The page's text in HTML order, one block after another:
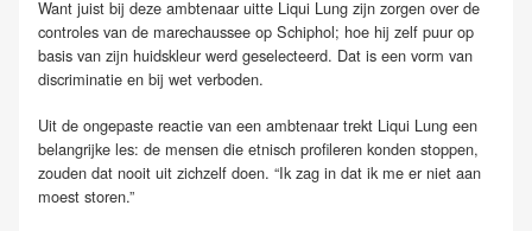
Want juist bij deze ambtenaar uitte Liqui Lung zijn zorgen over de
controles van de marechaussee op Schiphol; hoe hij zelf puur op
basis van zijn huidskleur werd geselecteerd. Dat is een vorm van
discriminatie en bij wet verboden.
Uit de ongepaste reactie van een ambtenaar trekt Liqui Lung een
belangrijke les: de mensen die etnisch profileren konden stoppen,
zouden dat nooit uit zichzelf doen. “Ik zag in dat ik me er niet aan
moest storen.”